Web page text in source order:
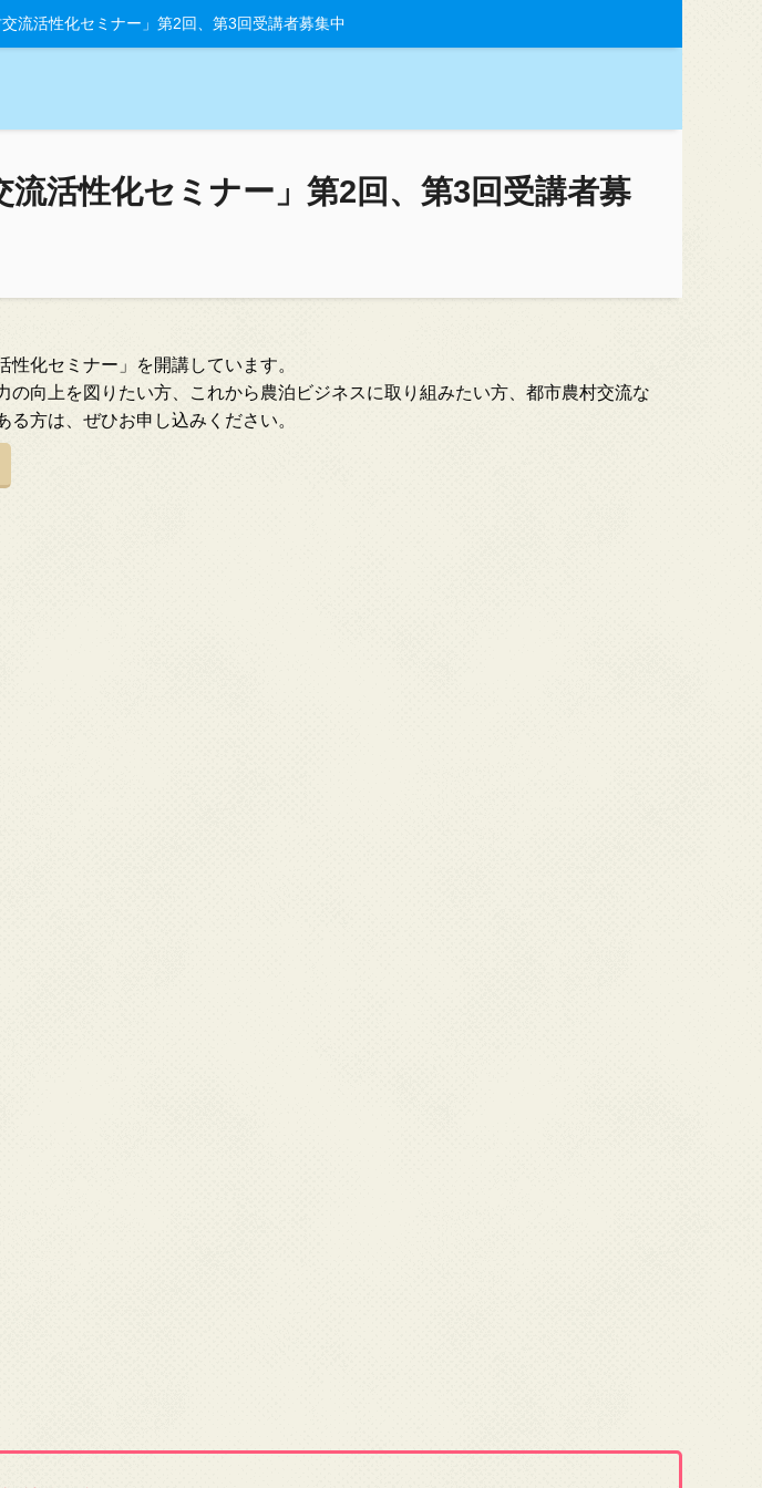
交流活性化セミナー」第2回、第3回受講者募集中
流活性化セミナー」第2回、第3回受講者募
化セミナー」を開講しています。
の向上を図りたい方、これから農泊ビジネスに取り組みたい方、都市農村交流な
方は、ぜひお申し込みください。